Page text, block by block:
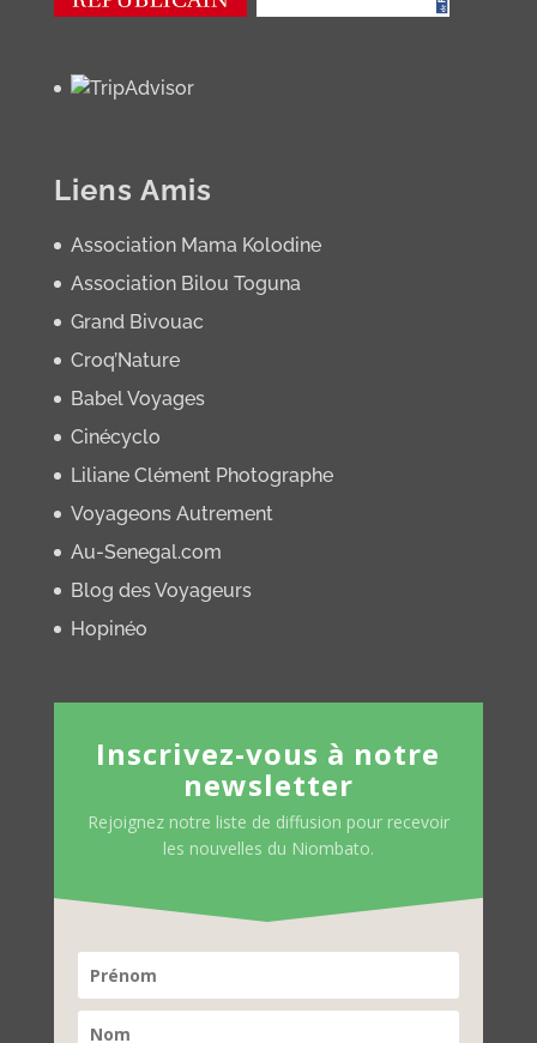
Liens Amis
Association Mama Kolodine
Association Bilou Toguna
Grand Bivouac
Croq’Nature
Babel Voyages
Cinécyclo
Liliane Clément Photographe
Voyageons Autrement
Au-Senegal.com
Blog des Voyageurs
Hopinéo
Inscrivez-vous à notre
newsletter
Rejoignez notre liste de diffusion pour recevoir
les nouvelles du Niombato.